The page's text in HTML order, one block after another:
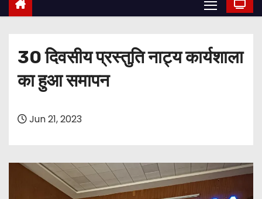
30 दिवसीय प्रस्तुति नाट्य कार्यशाला
का हुआ समापन
Jun 21, 2023